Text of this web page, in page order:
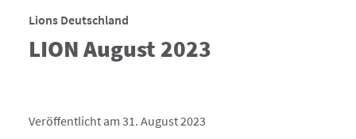
Lions Deutschland
LION August 2023
Veröffentlicht am 31. August 2023